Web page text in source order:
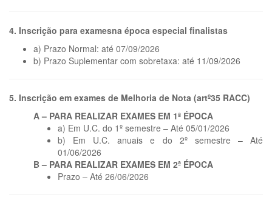
4. Inscrição para examesna época especial finalistas
a) Prazo Normal: até 07/09/2026
b) Prazo Suplementar com sobretaxa: até 11/09/2026
5. Inscrição em exames de Melhoria de Nota (artº35 RACC)
A – PARA REALIZAR EXAMES EM 1ª ÉPOCA
a) Em U.C. do 1º semestre – Até 05/01/2026
b) Em U.C. anuais e do 2º semestre – Até
01/06/2026
B – PARA REALIZAR EXAMES EM 2ª ÉPOCA
Prazo – Até 26/06/2026